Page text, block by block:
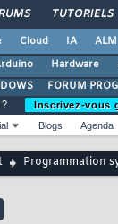
TUTORIELS
Cloud IA ALM
Hardware
FORUM
?
Inscrivez-vous
Blogs Agenda
Programmation